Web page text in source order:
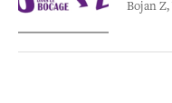
Bojan Z,